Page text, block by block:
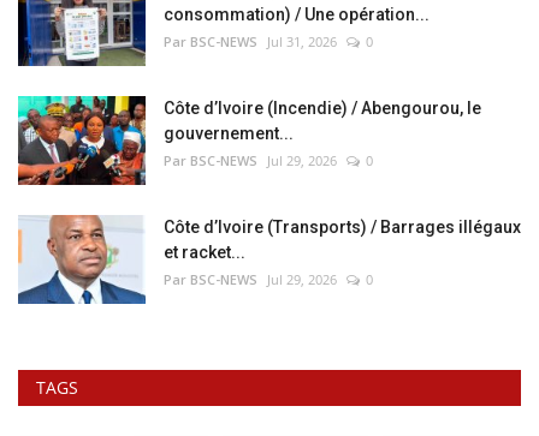
consommation) / Une opération...
Par BSC-NEWS Jul 31, 2026 0
Côte d’Ivoire (Incendie) / Abengourou, le
gouvernement...
Par BSC-NEWS Jul 29, 2026 0
Côte d’Ivoire (Transports) / Barrages illégaux
et racket...
Par BSC-NEWS Jul 29, 2026 0
TAGS